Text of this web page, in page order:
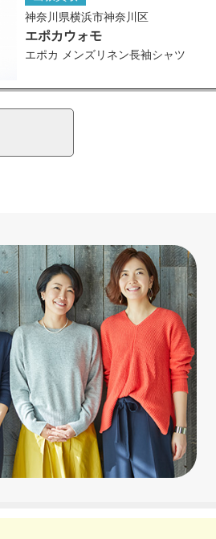
神奈川県横浜市神奈川区
エポカウォモ
エポカ メンズリネン長袖シャツ